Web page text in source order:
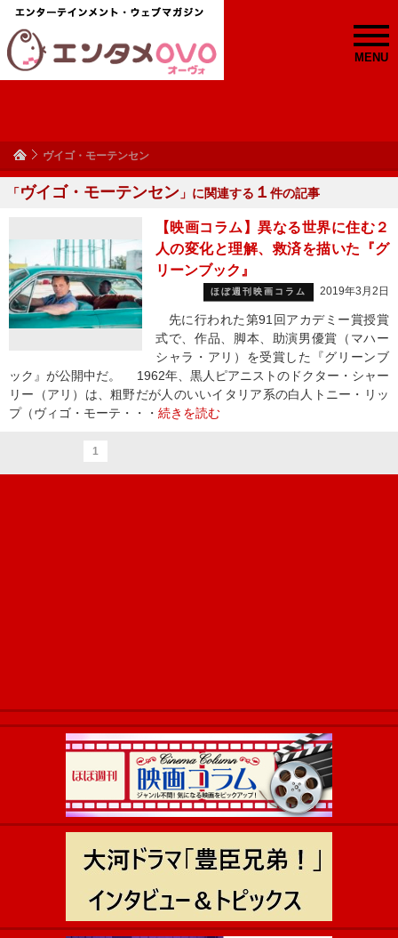
MENU
ヴイゴ・モーテンセン
「ヴイゴ・モーテンセン 」に関連する １ 件の記事
【映画コラム】異なる世界に住む２
人の変化と理解、救済を描いた『グ
リーンブック』
ほぼ週刊映画コラム 2019年3月2日
先に行われた第91回アカデミー賞授賞
式で、作品、脚本、助演男優賞（マハー
シャラ・アリ）を受賞した『グリーンブ
ック』が公開中だ。 1962年、黒人ピアニストのドクター・シャー
リー（アリ）は、粗野だが人のいいイタリア系の白人トニー・リッ
プ（ヴィゴ・モーテ・・・ 続きを読む
1